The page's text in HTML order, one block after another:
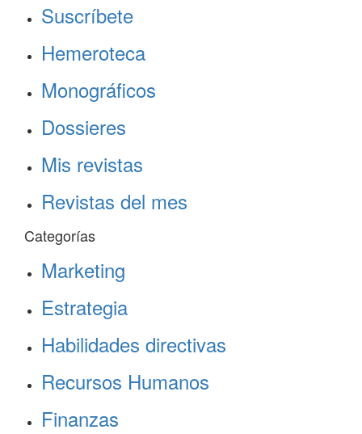
Suscríbete
Hemeroteca
Monográficos
Dossieres
Mis revistas
Revistas del mes
Categorías
Marketing
Estrategia
Habilidades directivas
Recursos Humanos
Finanzas